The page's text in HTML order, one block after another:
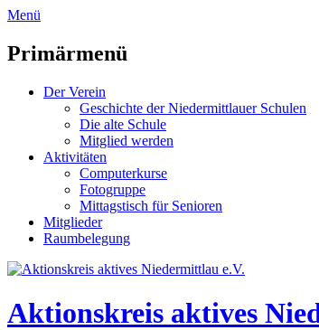
zum
überspringen
Menü
Primärmenü
Der Verein
Geschichte der Niedermittlauer Schulen
Die alte Schule
Mitglied werden
Aktivitäten
Computerkurse
Fotogruppe
Mittagstisch für Senioren
Mitglieder
Raumbelegung
Header
Aktionskreis aktives